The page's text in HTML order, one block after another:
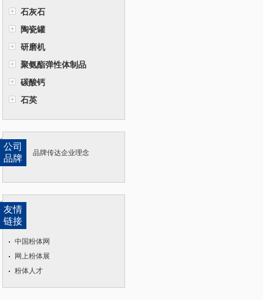
石灰石
陶瓷罐
研磨机
聚氨酯弹性体制品
碳酸钙
石英
公司
品牌
品牌传达企业理念
友情
链接
中国粉体网
网上粉体展
粉体人才